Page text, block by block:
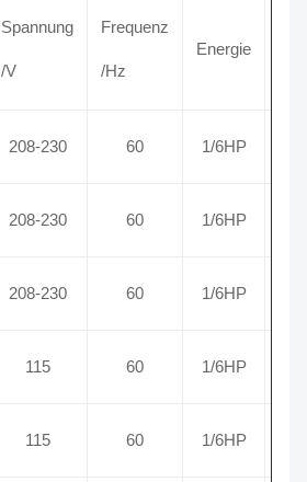
Spannung
/V
Frequenz
/Hz
Energie
208-230 60 1/6HP
208-230 60 1/6HP
208-230 60 1/6HP
115 60 1/6HP
115 60 1/6HP